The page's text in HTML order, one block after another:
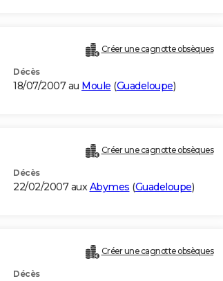
Créer une cagnotte obsèques
Décès
18/07/2007 au Moule (Guadeloupe)
Créer une cagnotte obsèques
Décès
22/02/2007 auxAbymes (Guadeloupe)
Créer une cagnotte obsèques
Décès